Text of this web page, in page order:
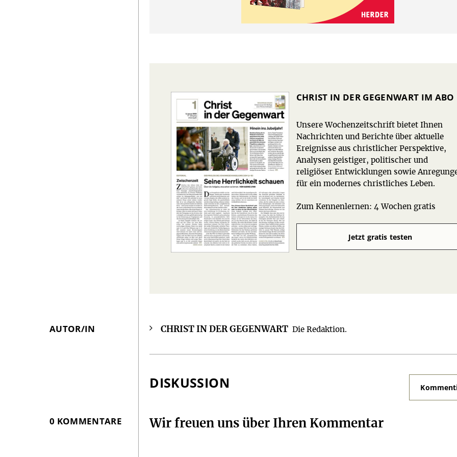
CHRIST IN DER GEGENWART IM ABO
Unsere Wochenzeitschrift bietet Ihnen
Nachrichten und Berichte über aktuelle
Ereignisse aus christlicher Perspektive,
Analysen geistiger, politischer und
religiöser Entwicklungen sowie
für ein modernes christliches Leben.
Zum Kennenlernen: 4 Wochen gratis
Jetzt gratis testen
Überschrift
AUTOR/IN CHRIST IN DER GEGENWART Die Redaktion.
DISKUSSION
0 KOMMENTARE Wir freuen uns über Ihren Kommentar